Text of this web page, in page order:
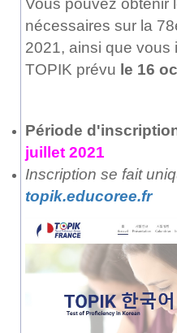
Vous pouvez obtenir
nécessaires sur la
2021, ainsi que vous
TOPIK prévu le 16
Période
juillet 2021
Inscription se fait
topik.educoree.fr